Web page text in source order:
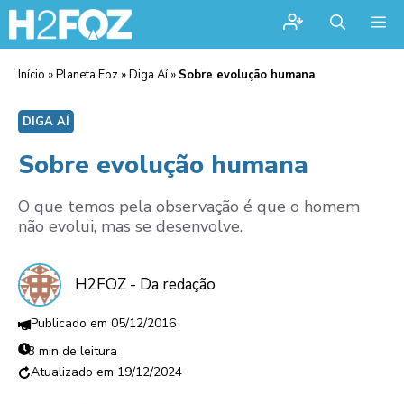
Início »Planeta Foz »Diga Aí» Sobre evolução humana
DIGA AÍ
Sobre evolução humana
O que temos pela observação é que o homem
não evolui, mas se desenvolve.
H2FOZ - Da redação
05/12/2016
3 min de leitura
19/12/2024